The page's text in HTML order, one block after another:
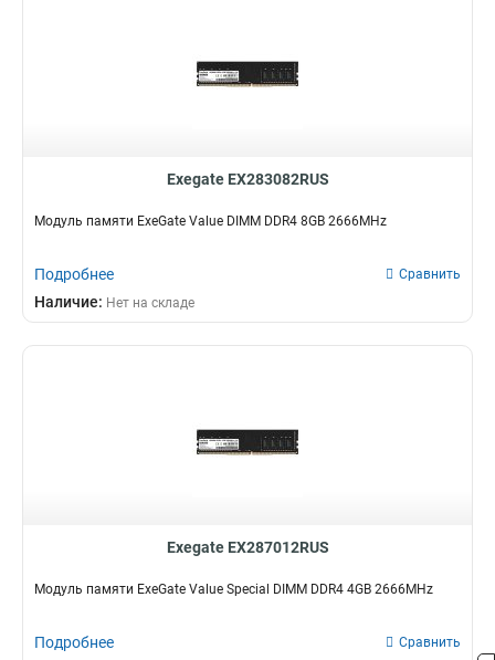
Exegate EX283082RUS
Модуль памяти ExeGate Value DIMM DDR4 8GB 2666MHz
Подробнее Сравнить
Наличие: Нет на складе
Exegate EX287012RUS
Модуль памяти ExeGate Value Special DIMM DDR4 4GB 2666MHz
Подробнее Сравнить